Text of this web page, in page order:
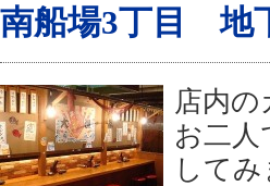
南船場3丁目 地
店内
お二人
して